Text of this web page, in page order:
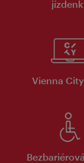
Vienna